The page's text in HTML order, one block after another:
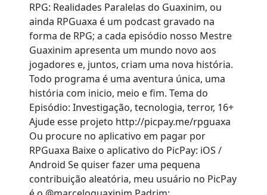
RPG: Realidades Paralelas do Guaxinim, ou
ainda RPGuaxa é um podcast gravado na
forma de RPG; a cada episódio nosso Mestre
Guaxinim apresenta um mundo novo aos
jogadores e, juntos, criam uma nova história.
Todo programa é uma aventura única, uma
história com inicio, meio e fim. Tema do
Episódio: Investigação, tecnologia, terror, 16+
Ajude esse projeto http://picpay.me/rpguaxa
Ou procure no aplicativo em pagar por
RPGuaxa Baixe o aplicativo do PicPay: iOS /
Android Se quiser fazer uma pequena
contribuição aleatória, meu usuário no PicPay